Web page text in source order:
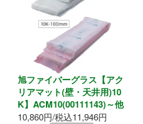
旭ファイバーグラス【アク
リアマット(壁・天井用)10
K】ACM10(00111143)～他
10,860円/税込11,946円